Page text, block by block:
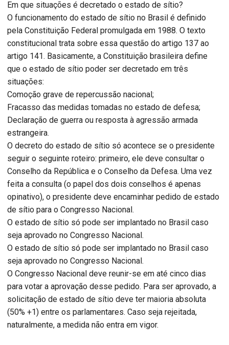
Em que situações é decretado o estado de sítio?
O funcionamento do estado de sítio no Brasil é definido
pela Constituição Federal promulgada em 1988. O texto
constitucional trata sobre essa questão do artigo 137 ao
artigo 141. Basicamente, a Constituição brasileira define
que o estado de sítio poder ser decretado em três
situações:
Comoção grave de repercussão nacional;
Fracasso das medidas tomadas no estado de defesa;
Declaração de guerra ou resposta à agressão armada
estrangeira.
O decreto do estado de sítio só acontece se o presidente
seguir o seguinte roteiro: primeiro, ele deve consultar o
Conselho da República e o Conselho da Defesa. Uma vez
feita a consulta (o papel dos dois conselhos é apenas
opinativo), o presidente deve encaminhar pedido de estado
de sítio para o Congresso Nacional.
O estado de sítio só pode ser implantado no Brasil caso
seja aprovado no Congresso Nacional.
O estado de sítio só pode ser implantado no Brasil caso
seja aprovado no Congresso Nacional.
O Congresso Nacional deve reunir-se em até cinco dias
para votar a aprovação desse pedido. Para ser aprovado, a
solicitação de estado de sítio deve ter maioria absoluta
(50% +1) entre os parlamentares. Caso seja rejeitada,
naturalmente, a medida não entra em vigor.